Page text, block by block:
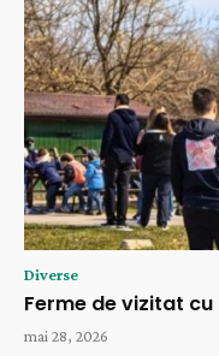
Diverse
Ferme de vizitat
mai 28, 2026